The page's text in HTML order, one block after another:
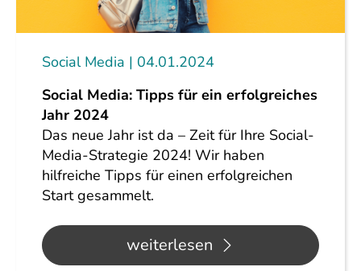
Social Media
04.01.2024
Social Media: Tipps für ein erfolgreiches
Jahr 2024
Das neue Jahr ist da – Zeit für Ihre Social-
Media-Strategie 2024! Wir haben
hilfreiche Tipps für einen erfolgreichen
Start gesammelt.
weiterlesen